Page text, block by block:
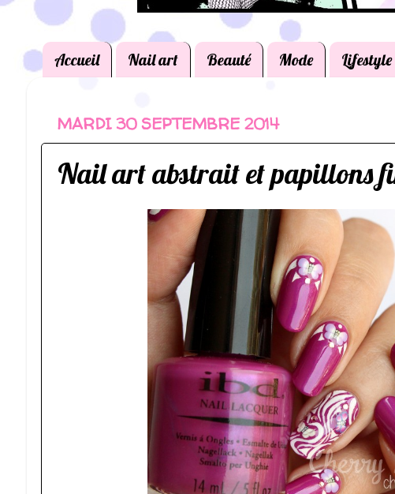
Accueil Nail art Beauté Mode Lifestyle
MARDI 30 SEPTEMBRE 2014
Nail art abstrait et papillons